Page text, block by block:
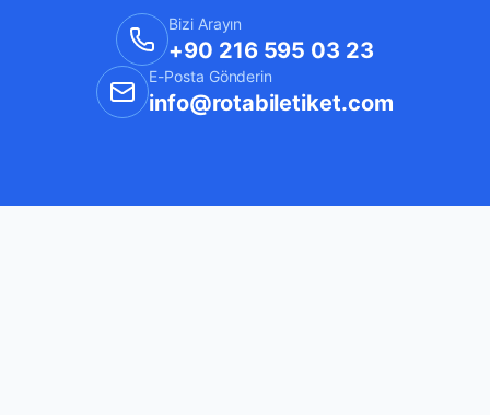
Bizi Arayın
+90 216 595 03 23
E-Posta Gönderin
info@rotabiletiket.com